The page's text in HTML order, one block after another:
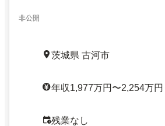
非公開
茨城県 古河市
年収1,977万円〜2,254万円
残業なし